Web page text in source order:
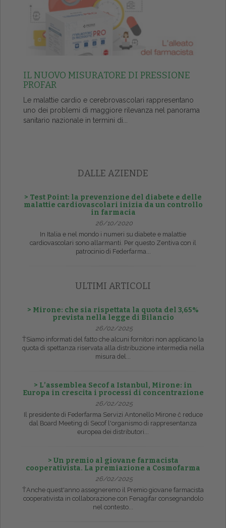
IL NUOVO MISURATORE DI PRESSIONE
PROFAR
Le malattie cardio e cerebrovascolari rappresentano
uno dei problemi di maggiore rilevanza nel panorama
sanitario nazionale in termini di...
DALLE AZIENDE
> Test Point: la prevenzione del diabete e delle
malattie cardiovascolari inizia da un controllo
in farmacia
26/10/2020
In Italia e nel mondo i numeri su diabete e malattie
cardiovascolari sono allarmanti. Per questo Zentiva con il
patrocinio di Federfarma...
ULTIMI ARTICOLI
> Mirone: che sia rispettata la quota del 3,65%
prevista nella legge di Bilancio
26/02/2025
ŤSiamo informati del fatto che alcuni fornitori non applicano la
quota di spettanza riservata alla distribuzione intermedia nella
misura del...
> L’assemblea Secof a Istanbul, Mirone: in
Europa in crescita i processi di concentrazione
26/02/2025
Il presidente di Federfarma Servizi Antonello Mirone č reduce
dal Board Meeting di Secof l'organismo di rappresentanza
europea dei distributori...
> Un premio al giovane farmacista
cooperativista. La premiazione a Cosmofarma
26/02/2025
ŤAnche quest'anno assegneremo il Premio giovane farmacista
cooperativista in collaborazione con Fenagifar consegnandolo
nel contesto...